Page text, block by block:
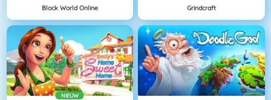
Block World Online Grindcraft
NIEUW